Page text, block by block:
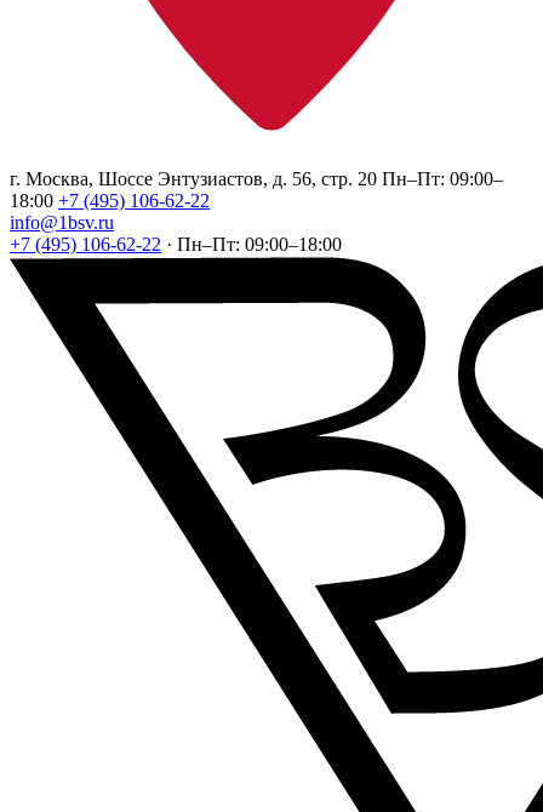
г. Москва, Шоссе Энтузиастов, д. 56, стр. 20 Пн–Пт: 09:00–
18:00 +7 (495) 106-62-22
info@1bsv.ru
+7 (495) 106-62-22 · Пн–Пт: 09:00–18:00